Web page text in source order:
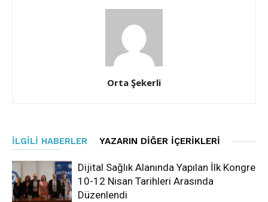
Orta Şekerli
İLGILI HABERLER YAZARIN DIĞER İÇERIKLERI
Dijital Sağlık Alanında Yapılan İlk Kongre
10-12 Nisan Tarihleri Arasında
Düzenlendi